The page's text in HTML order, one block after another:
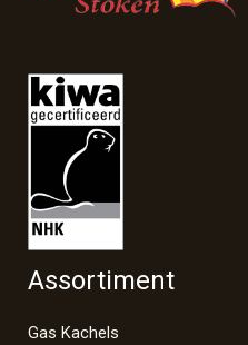
Assortiment
Gas Kachels